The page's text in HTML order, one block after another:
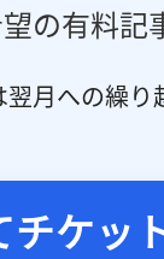
の有料記
月への繰り
チケッ